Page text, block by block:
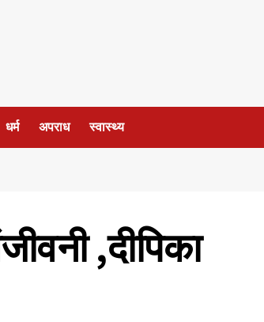
धर्म अपराध स्वास्थ्य
,दीपिका